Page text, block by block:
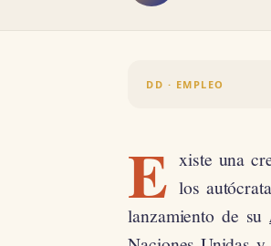
DD · EMPLEO
E xiste una
los
lanzamiento de su